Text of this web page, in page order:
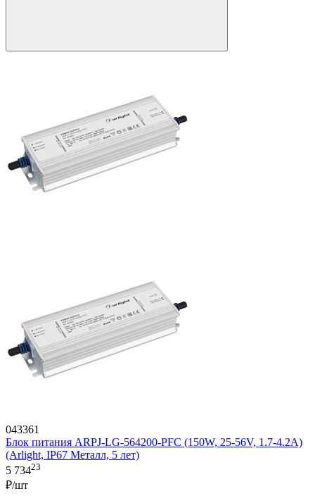
043361
Блок питания ARPJ-LG-564200-PFC (150W, 25-56V, 1.7-4.2A)
(Arlight, IP67 Металл, 5 лет)
5 73423
₽/шт